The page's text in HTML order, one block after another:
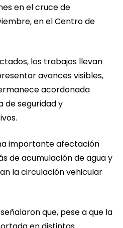
en el cruce de
en el Centro de
los trabajos llevan
avances visibles,
acordonada
de seguridad y
importante afectación
de acumulación de agua y
la circulación vehicular
que, pese a que la